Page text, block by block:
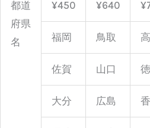
都道
府県
名
¥450 ¥640
福岡 鳥取
佐賀 山口
大分 広島